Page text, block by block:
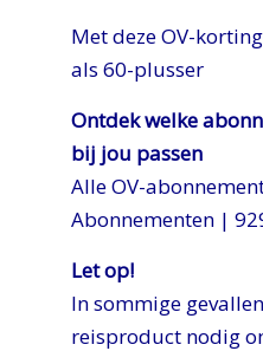
Met deze OV-
als 60-plusser
Ontdek welke
bij jou passen
Alle OV-
Abonnementen |
Let op!
In sommige
reisproduct nodig